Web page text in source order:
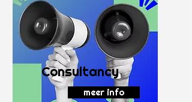
Consultancy
meer info